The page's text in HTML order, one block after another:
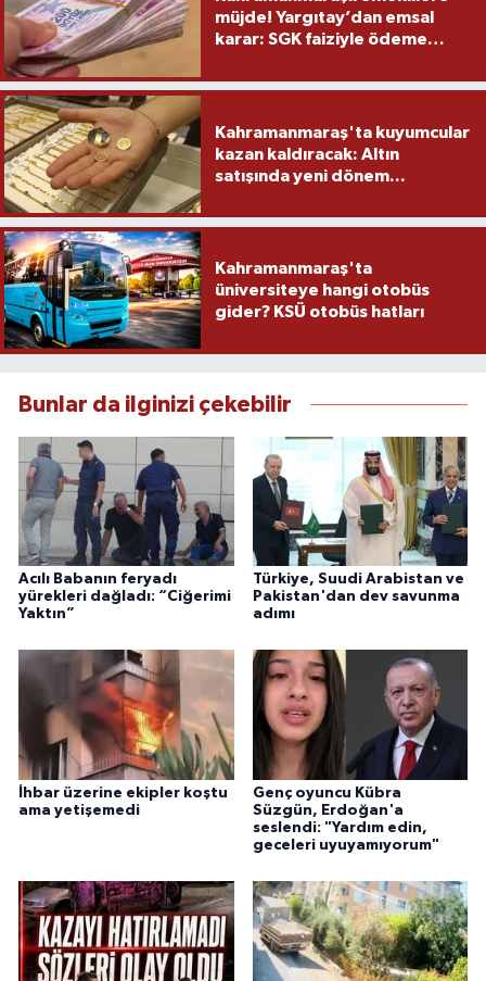
müjde! Yargıtay’dan emsal
karar: SGK faiziyle ödeme
Kahramanmaraş'ta kuyumcular
kazan kaldıracak: Altın
satışında yeni dönem...
Kahramanmaraş'ta
üniversiteye hangi otobüs
gider? KSÜ otobüs hatları
Bunlar da ilginizi çekebilir
Acılı Babanın feryadı
yürekleri dağladı: “Ciğerimi
Yaktın”
Türkiye, Suudi Arabistan ve
Pakistan'dan dev savunma
adımı
İhbar üzerine ekipler koştu
ama yetişemedi
Genç oyuncu Kübra
Süzgün, Erdoğan'a
seslendi: "Yardım edin,
geceleri uyuyamıyorum"